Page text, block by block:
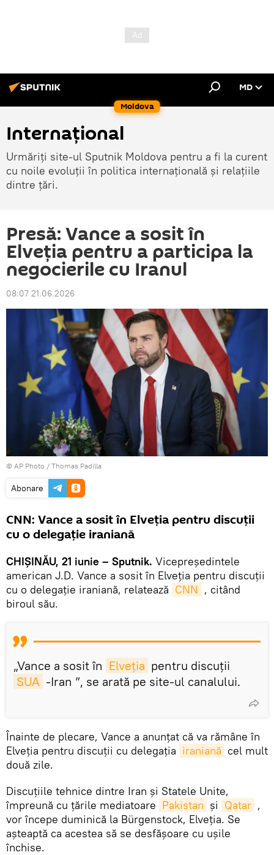
Moldova
MD
Internațional
Urmăriți site-ul Sputnik Moldova pentru a fi la curent
cu noile evoluții în politica internațională și relațiile
dintre țări.
Presă: Vance a sosit în
Elveția pentru a participa la
negocierile cu Iranul
08:07 21.06.2026
© AP Photo / Thomas Padilla
Abonare
CNN: Vance a sosit în Elveția pentru discuții
cu o delegație iraniană
CHIȘINĂU, 21 iunie – Sputnik. Vicepreședintele
american J.D. Vance a sosit în Elveția pentru discuții
cu o delegație iraniană, relatează CNN , citând
biroul său.
„Vance a sosit în Elveția pentru discuții
SUA -Iran ”, se arată pe site-ul canalului.
Înainte de plecare, Vance a anunțat că va rămâne în
Elveția pentru discuții cu delegația iraniană cel mult
două zile.
Discuțiile tehnice dintre Iran și Statele Unite,
împreună cu țările mediatoare Pakistan și Qatar ,
vor începe duminică la Bürgenstock, Elveția. Se
așteaptă ca acestea să se desfășoare cu ușile
închise.